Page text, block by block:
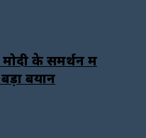
के समर्थन में
बयान